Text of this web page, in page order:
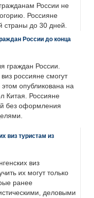
России не
Россияне
страны до 30 дней.
России до конца
граждан России.
россияне смогут
опубликована на
Китая. Россияне
без оформления
виз туристам из
виз
их могут только
ранее
деловыми